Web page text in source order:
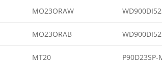
MO23ORAW
MO23ORAB
MT20 P90D23SP-